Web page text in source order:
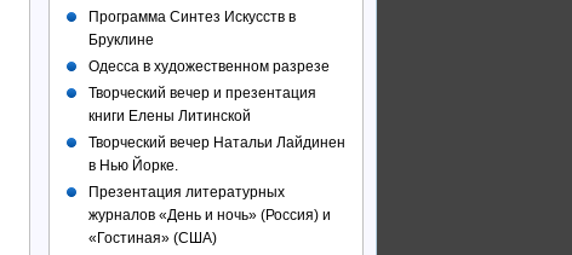
Программа Синтез Искусств в
Бруклине
Одесса в художественном разрезе
Творческий вечер и презентация
книги Елены Литинской
Творческий вечер Натальи Лайдинен
в Нью Йорке.
Презентация литературных
журналов «День и ночь» (Россия) и
«Гостиная» (США)